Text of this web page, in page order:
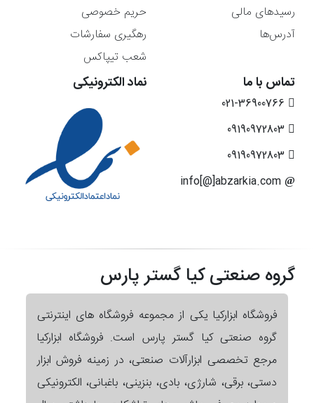
رسیدهای مالی
آدرس‌ها
حریم خصوصی
رهگیری سفارشات
شعب تیپاکس
تماس با ما نماد الکترونیکی
گروه صنعتی کیا گستر پارس
فروشگاه ابزارکیا یکی از مجموعه فروشگاه های اینترنتی
گروه صنعتی کیا گستر پارس است. فروشگاه ابزارکیا
مرجع تخصصی ابزارآلات صنعتی، در زمینه فروش ابزار
دستی، برقی، شارژی، بادی، بنزینی، باغبانی، الکترونیکی